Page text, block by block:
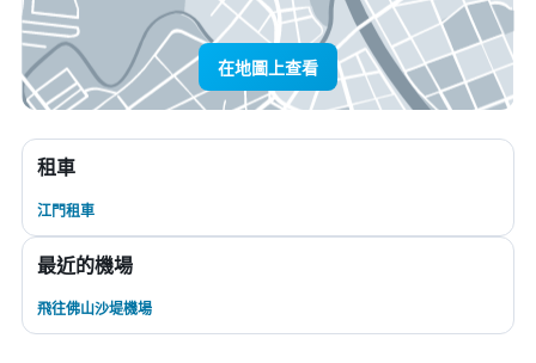
在地圖上查看
租車
江門租車
最近的機場
飛往佛山沙堤機場